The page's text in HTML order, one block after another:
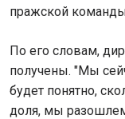
пражской
По его словам,
получены. "Мы
будет понятно,
доля, мы